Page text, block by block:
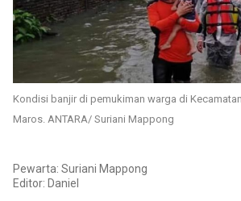
Kondisi banjir di pemukiman warga di
Maros. ANTARA/ Suriani Mappong
Pewarta: Suriani Mappong
Editor: Daniel